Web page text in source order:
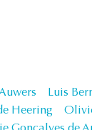
Luis
Heering